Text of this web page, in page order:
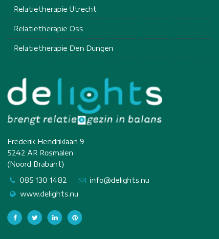
Relatietherapie Utrecht
Relatietherapie Oss
Relatietherapie Den Dungen
Frederik Hendriklaan 9
5242 AR Rosmalen
(Noord Brabant)
085 130 1482
info@delights.nu
www.delights.nu